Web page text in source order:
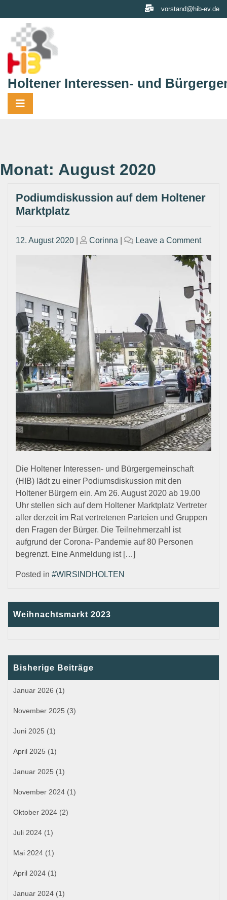
to
content
vorstand@hib-ev.de
Holtener Interessen- und
Monat: August 2020
Podiumdiskussion auf dem Holtener
Marktplatz
Posted
12. August 2020
Posted
Corinna Leave a Commenton
auf
dem
Die Holtener Interessen- und Bürgergemeinschaft
(HIB) lädt zu einer Podiumsdiskussion mit den
Holtener Bürgern ein. Am 26. August 2020 ab 19.00
Uhr stellen sich auf dem Holtener Marktplatz Vertreter
aller derzeit im Rat vertretenen Parteien und Gruppen
den Fragen der Bürger. Die Teilnehmerzahl ist
aufgrund der Corona- Pandemie auf 80 Personen
begrenzt. Eine Anmeldung ist […]
Posted in #WIRSINDHOLTEN
Weihnachtsmarkt 2023
Bisherige Beiträge
Januar 2026 (1)
November 2025 (3)
Juni 2025 (1)
April 2025 (1)
Januar 2025 (1)
November 2024 (1)
Oktober 2024 (2)
Juli 2024 (1)
Mai 2024 (1)
April 2024 (1)
Januar 2024 (1)